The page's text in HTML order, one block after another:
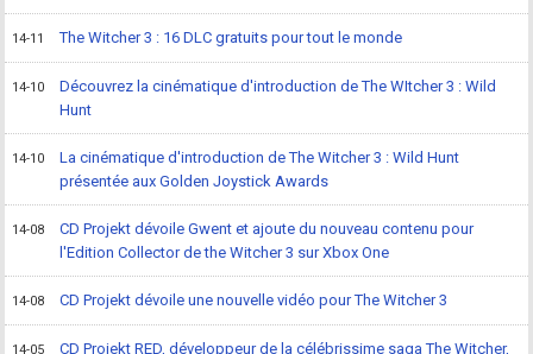
14-11 The Witcher 3 : 16 DLC gratuits pour tout le monde
14-10
Découvrez la cinématique d'introduction de The WItcher 3 : Wild
Hunt
14-10
La cinématique d'introduction de The Witcher 3 : Wild Hunt
présentée aux Golden Joystick Awards
14-08
CD Projekt dévoile Gwent et ajoute du nouveau contenu pour
l'Edition Collector de the Witcher 3 sur Xbox One
14-08 CD Projekt dévoile une nouvelle vidéo pour The Witcher 3
14-05 CD Projekt RED, développeur de la célébrissime saga The Witcher,